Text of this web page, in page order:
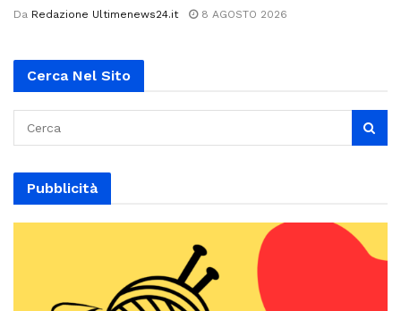
Da Redazione Ultimenews24.it 8 AGOSTO 2026
Cerca Nel Sito
Pubblicità